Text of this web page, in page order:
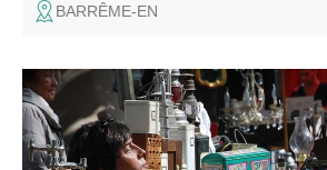
BARRÊME-EN
Foire aux puces dans les fortifications.
trouver de jolis petits trésors.
auprès de Béatrice